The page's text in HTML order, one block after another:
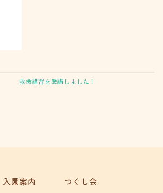
救命講習を受講しました！
入園案内
つくし会